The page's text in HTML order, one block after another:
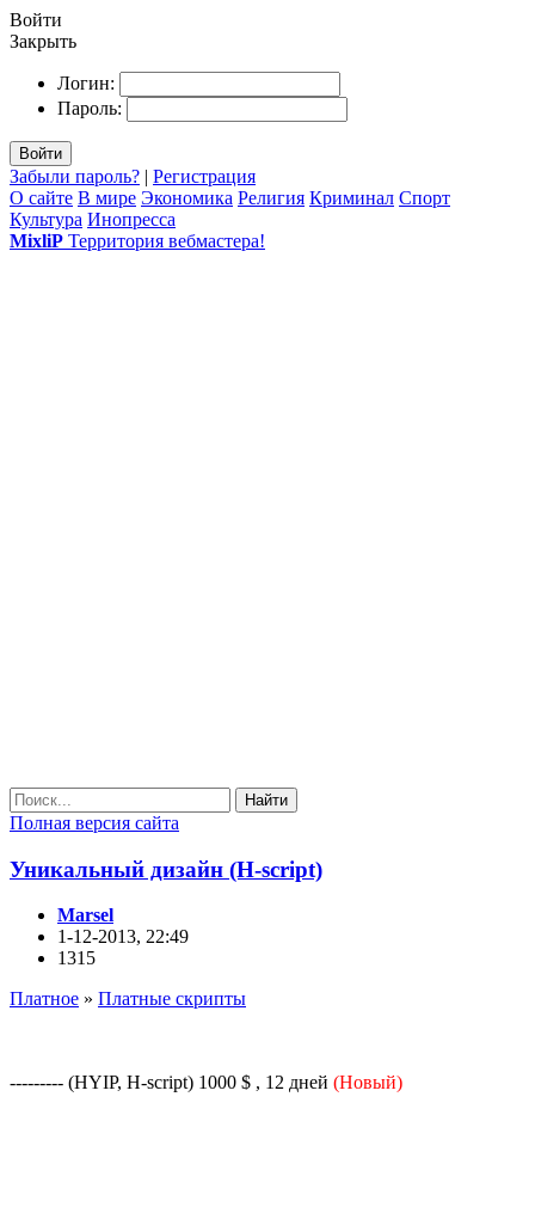
Войти
Закрыть
Логин:
Пароль:
Войти
Забыли пароль? | Регистрация
О сайте В мире Экономика Религия Криминал Спорт
Культура Инопресса
MixliP Территория вебмастера!
Найти
Полная версия сайта
Уникальный дизайн (H-script)
Marsel
1-12-2013, 22:49
1315
Платное » Платные скрипты
--------- (HYIP, H-script) 1000 $ , 12 дней (Новый)